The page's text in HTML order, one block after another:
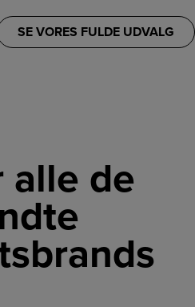
SE VORES FULDE UDVALG
alle de